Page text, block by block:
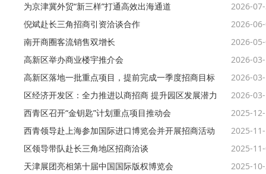
为京津冀外贸“新三样”打通高效出海通道
2026-
倪斌赴长三角招商引资洽谈合作
2026-
南开商圈客流销售双增长
2026-
高新区举办商业楼宇推介会
2026-
高新区落地一批重点项目，提前完成一季度招商目标
2026-
区经济开发区：全力推进以商招商 提升园区发展潜力
2026-
西青区召开“金钥匙”计划重点项目推动会
2025-
西青领导赴上海参加国际进口博览会并开展招商活动
2025-
区领导带队赴长三角地区招商洽谈
2025-
天津展团亮相第十届中国国际版权博览会
2025-